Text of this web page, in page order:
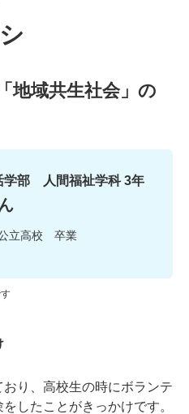
地域共生社会」の
学部 人間福祉学科 3年
立高校 卒業
り、高校生の時にボランテ
したことがきっかけです。